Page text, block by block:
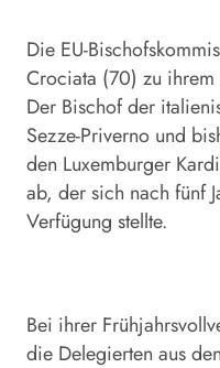
Die EU-
Crociata (70) zu ihrem
Der Bischof der
Sezze-Priverno und
den Luxemburger
ab, der sich nach fünf
Verfügung stellte.
Bei ihrer
die Delegierten aus